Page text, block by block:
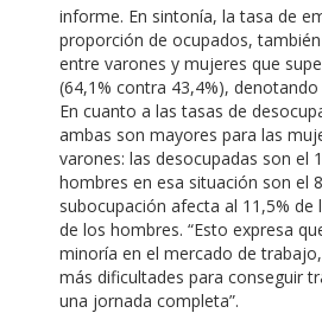
informe. En sintonía, la tasa de
proporción de ocupados,
entre varones y mujeres que
(64,1% contra 43,4%),
En cuanto a las tasas de
ambas son mayores para las
varones: las desocupadas son el
hombres en esa situación son el
subocupación afecta al 11,5% de
de los hombres. “Esto expresa
minoría en el mercado de
más dificultades para conseguir
una jornada completa”.